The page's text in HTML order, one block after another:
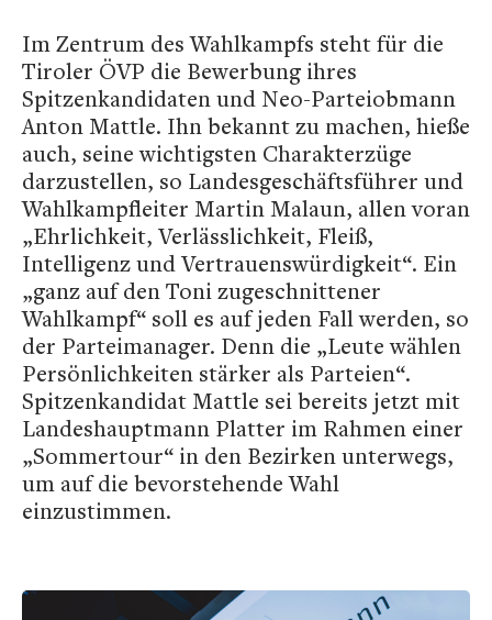
Im Zentrum des Wahlkampfs steht für die
Tiroler ÖVP die Bewerbung ihres
Spitzenkandidaten und Neo-Parteiobmann
Anton Mattle. Ihn bekannt zu machen, hieße
auch, seine wichtigsten Charakterzüge
darzustellen, so Landesgeschäftsführer und
Wahlkampfleiter Martin Malaun, allen voran
„Ehrlichkeit, Verlässlichkeit, Fleiß,
Intelligenz und Vertrauenswürdigkeit“. Ein
„ganz auf den Toni zugeschnittener
Wahlkampf“ soll es auf jeden Fall werden, so
der Parteimanager. Denn die „Leute wählen
Persönlichkeiten stärker als Parteien“.
Spitzenkandidat Mattle sei bereits jetzt mit
Landeshauptmann Platter im Rahmen einer
„Sommertour“ in den Bezirken unterwegs,
um auf die bevorstehende Wahl
einzustimmen.